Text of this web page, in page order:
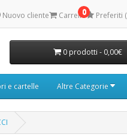
Nuovo cliente 0
Carrello Preferiti
0 prodotti - 0,00€
e cartelle Altre Categorie